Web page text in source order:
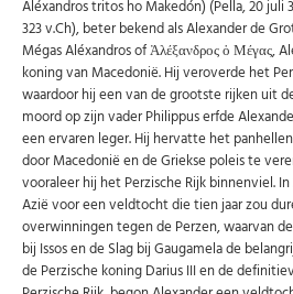
Abonneer u op onze
Schrijf u in voor onze gratis
wekelijks een overzicht van de
speciale
Uw
email
U kunt zich op elk moment weer
Uw gegevens worden niet
Niet meer opnieuw
Aléxandros tritos ho Makedón) (Pella, 20 juli
323 v.Ch), beter bekend als Alexander de
Mégas Aléxandros of Ἀλέξανδρος ὁ Μέγας,
koning van Macedonië. Hij veroverde het
waardoor hij een van de grootste rijken uit
moord op zijn vader Philippus erfde
een ervaren leger. Hij hervatte het
door Macedonië en de Griekse poleis te
vooraleer hij het Perzische Rijk binnenviel.
Azië voor een veldtocht die tien jaar zou
overwinningen tegen de Perzen, waarvan
bij Issos en de Slag bij Gaugamela de
de Perzische koning Darius III en de